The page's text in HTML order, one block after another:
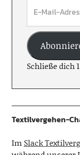
Schließe dich
Textilvergehen-
Im Slack